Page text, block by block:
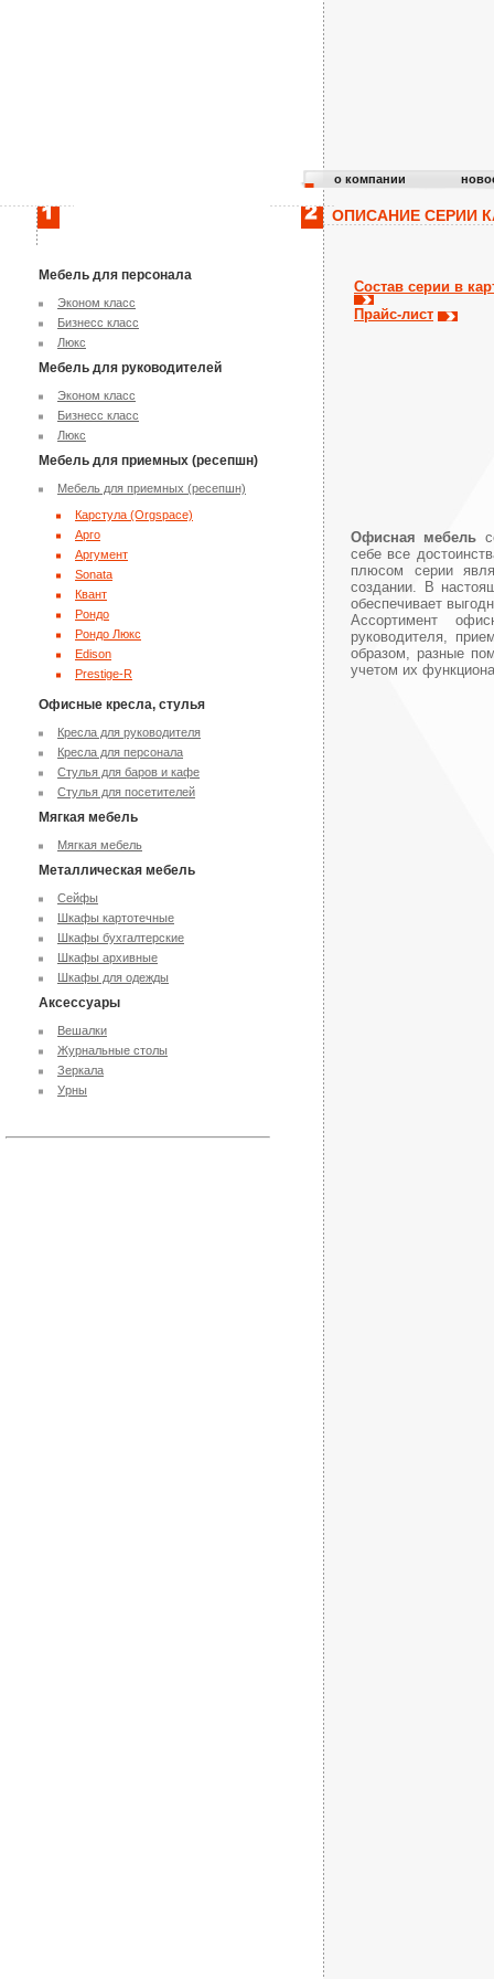
о компании
ОПИСАНИЕ СЕРИИ
Мебель для персонала
Эконом класс
Бизнесс класс
Люкс
Мебель для руководителей
Эконом класс
Бизнесс класс
Люкс
Мебель для приемных (ресепшн)
Мебель для приемных (ресепшн)
Карстула (Orgspace)
Арго
Аргумент
Sonata
Квант
Рондо
Рондо Люкс
Edison
Prestige-R
Офисные кресла, стулья
Кресла для руководителя
Кресла для персонала
Стулья для баров и кафе
Стулья для посетителей
Мягкая мебель
Мягкая мебель
Металлическая мебель
Сейфы
Шкафы картотечные
Шкафы бухгалтерские
Шкафы архивные
Шкафы для одежды
Аксессуары
Вешалки
Журнальные столы
Зеркала
Урны
Состав серии в
Прайс-лист
Офисная мебель
себе все
плюсом серии
создании. В
обеспечивает
Ассортимент
руководителя,
образом, разные
учетом их